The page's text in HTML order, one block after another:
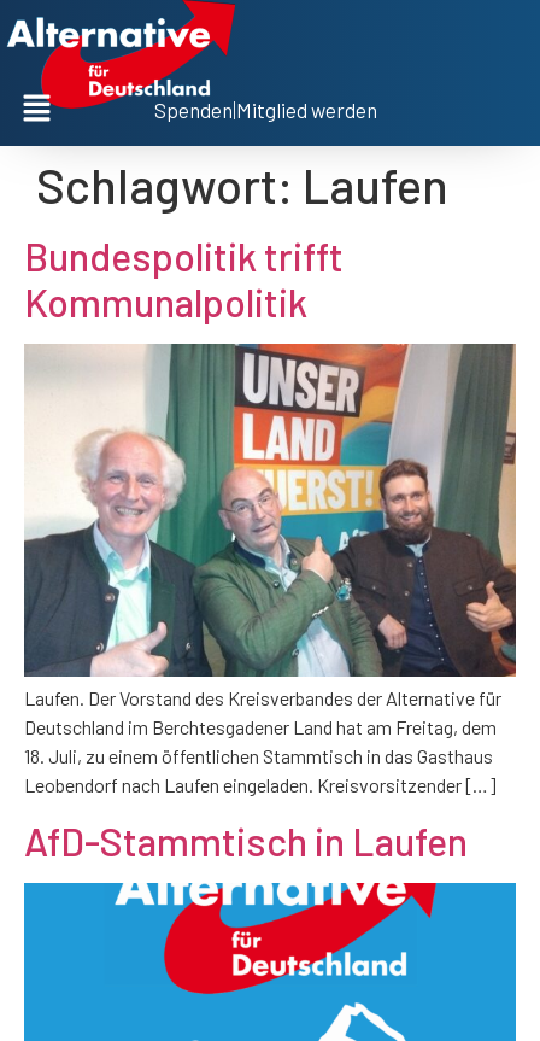
Spenden Mitglied werden
Schlagwort: Laufen
Bundespolitik trifft
Kommunalpolitik
Laufen. Der Vorstand des Kreisverbandes der Alternative für
Deutschland im Berchtesgadener Land hat am Freitag, dem
18. Juli, zu einem öffentlichen Stammtisch in das Gasthaus
Leobendorf nach Laufen eingeladen. Kreisvorsitzender […]
AfD-Stammtisch in Laufen